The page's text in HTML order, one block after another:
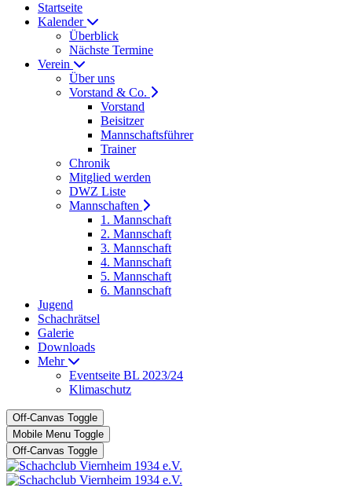
Startseite
Kalender
Überblick
Nächste Termine
Verein
Über uns
Vorstand & Co.
Vorstand
Beisitzer
Mannschaftsführer
Trainer
Chronik
Mitglied werden
DWZ Liste
Mannschaften
1. Mannschaft
2. Mannschaft
3. Mannschaft
4. Mannschaft
5. Mannschaft
6. Mannschaft
Jugend
Schachrätsel
Galerie
Downloads
Mehr
Eventseite BL 2023/24
Klimaschutz
Off-Canvas Toggle
Mobile Menu Toggle
Off-Canvas Toggle